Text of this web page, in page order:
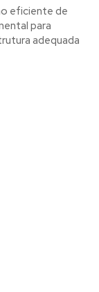
para
adequada